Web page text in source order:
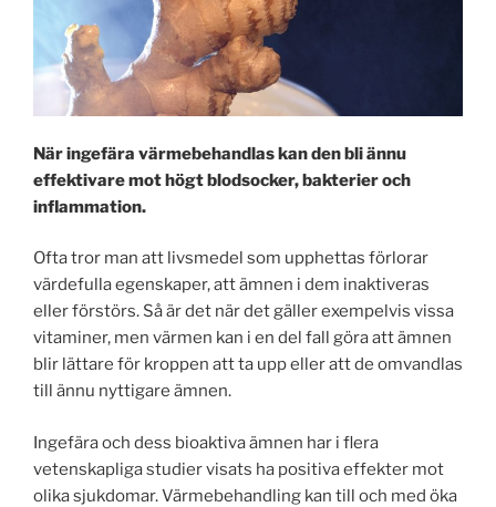
När ingefära värmebehandlas kan den bli ännu
effektivare mot högt blodsocker, bakterier och
inflammation.
Ofta tror man att livsmedel som upphettas förlorar
värdefulla egenskaper, att ämnen i dem inaktiveras
eller förstörs. Så är det när det gäller exempelvis vissa
vitaminer, men värmen kan i en del fall göra att ämnen
blir lättare för kroppen att ta upp eller att de omvandlas
till ännu nyttigare ämnen.
Ingefära och dess bioaktiva ämnen har i flera
vetenskapliga studier visats ha positiva effekter mot
olika sjukdomar. Värmebehandling kan till och med öka